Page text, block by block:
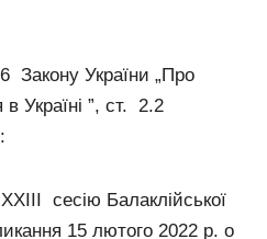
Закону України „Про
Україні ”, ст. 2.2
сесію Балаклійської
15 лютого 2022 р. о